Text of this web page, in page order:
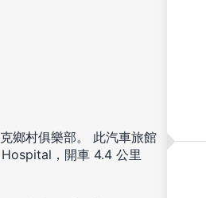
鄉村俱樂部。 此汽車旅館
，開車 4.4 公里